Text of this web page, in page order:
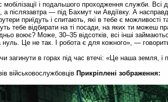
і подальшого проходження служби. Всі
післязавтра — під Бахмут чи Авдіївку. А
приїдуть і спитають, які в тебе є можливості
тебе відбирати на ті посади, на яких ти можеш
воює? Може, 30–35 відсотків, всі інші
Це не так. І робота є для кожного», —
загинути в горах під час втечі: «Це наша земля, і
військовослужбовців Прикріплені зображення: